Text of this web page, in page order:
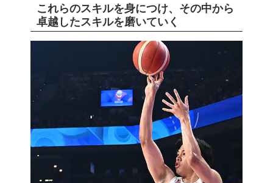
これらのスキルを身につけ、その中から
卓越したスキルを磨いていく